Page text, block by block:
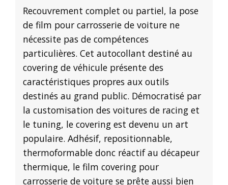
Recouvrement complet ou partiel, la pose
de film pour carrosserie de voiture ne
nécessite pas de compétences
particulières. Cet autocollant destiné au
covering de véhicule présente des
caractéristiques propres aux outils
destinés au grand public. Démocratisé par
la customisation des voitures de racing et
le tuning, le covering est devenu un art
populaire. Adhésif, repositionnable,
thermoformable donc réactif au décapeur
thermique, le film covering pour
carrosserie de voiture se prête aussi bien